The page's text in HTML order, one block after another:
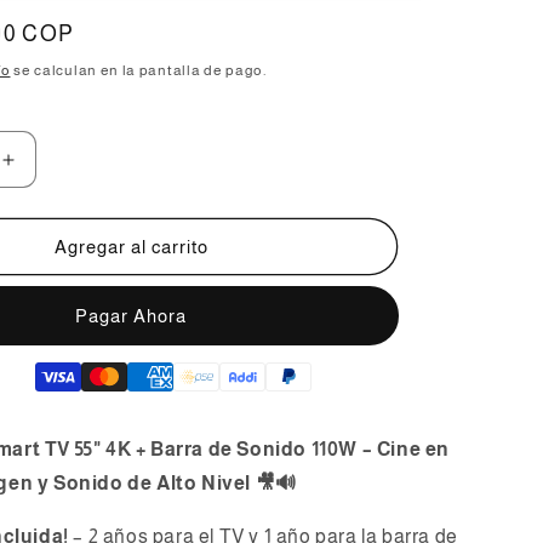
COP
se calculan en la pantalla de pago.
Aumentar
cantidad
para
Combo
TCL
55&quot;
de
Sonido
110W
Agregar al carrito
Comprar ahora
TV 55" 4K + Barra de Sonido 110W – Cine en
y Sonido de Alto Nivel 🎥🔊
– 2 años para el TV y 1 año para la barra de